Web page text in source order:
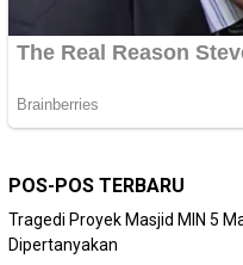
POS-POS TERBARU
Tragedi Proyek Masjid MIN 5
Dipertanyakan